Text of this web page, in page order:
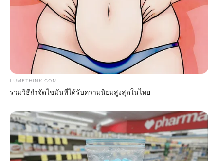
This Woman Chose To Live Like A Horse
BRAINBERRIES
LUMETHINK.COM
รวมวิธีกำจัดไขมันที่ได้รับความนิยมสูงสุดในไทย